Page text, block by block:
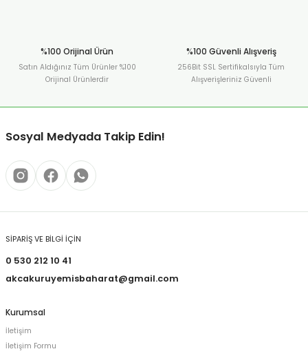
%100 Orijinal Ürün
Satın Aldığınız Tüm Ürünler %100
Orijinal Ürünlerdir
%100 Güvenli Alışveriş
256Bit SSL Sertifikalsıyla Tüm
Alışverişleriniz Güvenli
Sosyal Medyada Takip Edin!
SİPARİŞ VE BİLGİ İÇİN
0 530 212 10 41
akcakuruyemisbaharat@gmail.com
Kurumsal
İletişim
İletişim Formu